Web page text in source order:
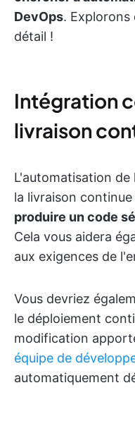
DevOps. Explorons
détail !
Intégration
livraison
L'automatisation
la livraison
produire un code
Cela vous aidera
aux exigences de
Vous devriez
le déploiement
modification
équipe de
automatiquement